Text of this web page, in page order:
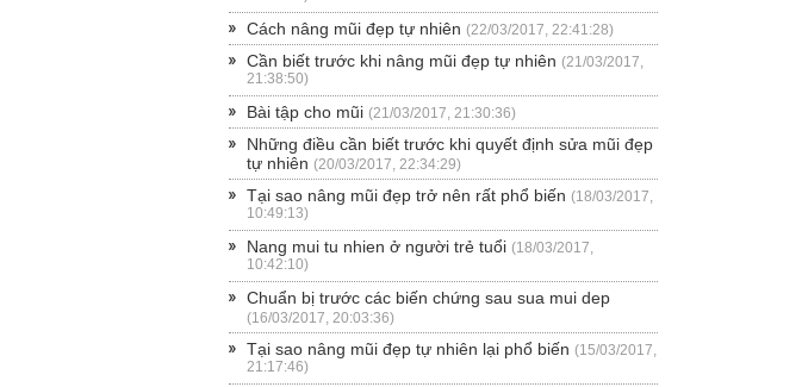
Cách nâng mũi đẹp tự nhiên (22/03/2017, 22:41:28)
Cần biết trước khi nâng mũi đẹp tự nhiên (21/03/2017,
21:38:50)
Bài tập cho mũi (21/03/2017, 21:30:36)
Những điều cần biết trước khi quyết định sửa mũi đẹp
tự nhiên (20/03/2017, 22:34:29)
Tại sao nâng mũi đẹp trở nên rất phổ biến (18/03/2017,
10:49:13)
Nang mui tu nhien ở người trẻ tuổi (18/03/2017,
10:42:10)
Chuẩn bị trước các biến chứng sau sua mui dep
(16/03/2017, 20:03:36)
Tại sao nâng mũi đẹp tự nhiên lại phổ biến (15/03/2017,
21:17:46)